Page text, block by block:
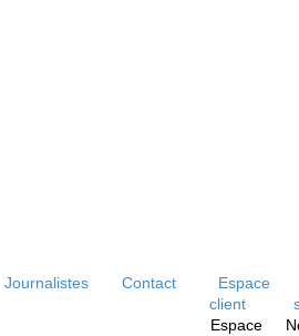
Journalistes Contact
Espace
client
Espace